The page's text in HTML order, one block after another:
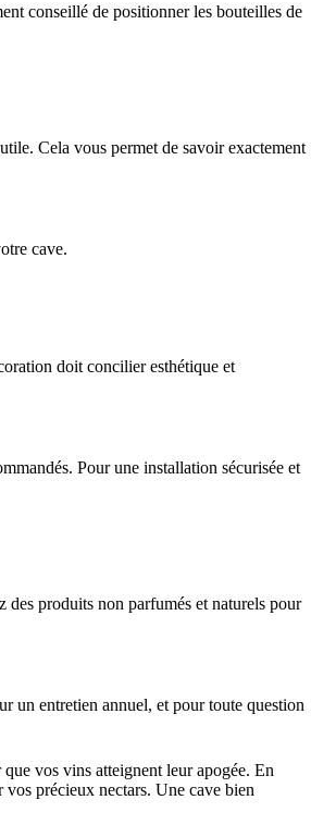
conseillé de positionner les bouteilles de
Cela vous permet de savoir exactement
cave.
doit concilier esthétique et
Pour une installation sécurisée et
des produits non parfumés et naturels pour
un entretien annuel, et pour toute question
vos vins atteignent leur apogée. En
vos précieux nectars. Une cave bien